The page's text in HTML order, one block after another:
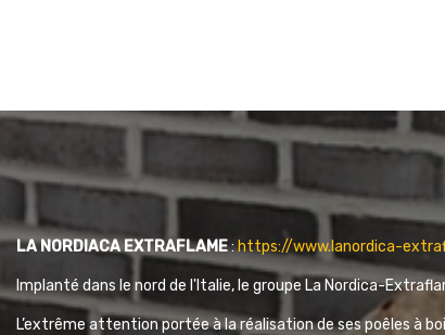
LA NORDIACA EXTRAFLAME:https://www.lanordica-
Implanté dans le nord de l'Italie, le groupe La Nordica-
L’extrême attention portée à la réalisation de ses poêles à